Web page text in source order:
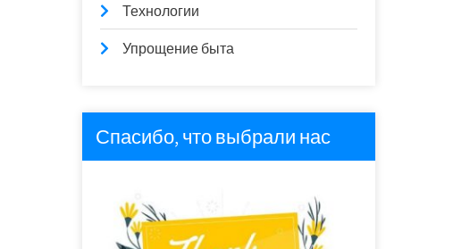
Технологии
Упрощение быта
Спасибо, что выбрали нас